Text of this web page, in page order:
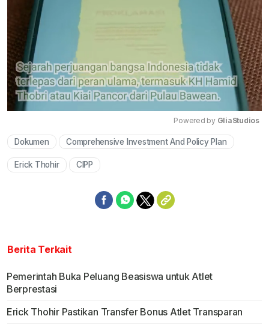
Mute
Powered by GliaStudios
Dokumen Comprehensive Investment And Policy Plan
Erick Thohir CIPP
Berita Terkait
Pemerintah Buka Peluang Beasiswa untuk Atlet
Berprestasi
Erick Thohir Pastikan Transfer Bonus Atlet Transparan